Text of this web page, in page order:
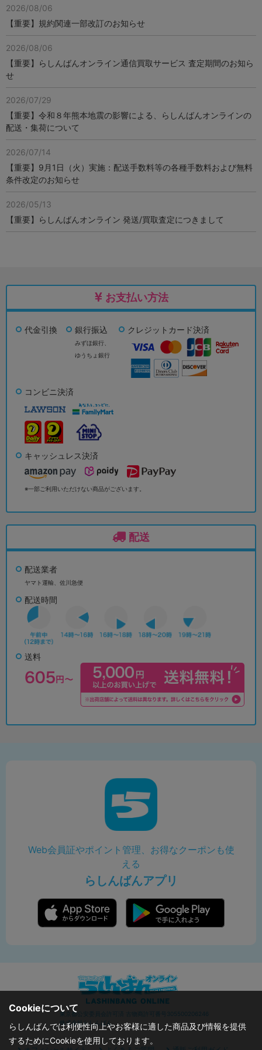
2026/08/06
【重要】規約関連一部改訂のお知らせ
2026/08/06
【重要】らしんばんオンライン通信買取サービス 査定期間のお知ら
せ
2026/07/29
【重要】令和８年熊本地震の影響による、らしんばんオンラインの
配送・集荷について
2026/07/14
【重要】9月1日（火）実施：配送手数料等の各種手数料および無料
条件改定のお知らせ
2026/05/13
【重要】らしんばんオンライン 発送/買取査定につきまして
お支払い方法
代金引換 銀行振込
みずほ銀行、
ゆうちょ銀行
クレジットカード決済
コンビニ決済
キャッシュレス決済
※一部ご利用いただけない商品がございます。
配送
配送業者
ヤマト運輸、佐川急便
配送時間
送料
Web会員証やポイント管理、お得なクーポンも使
える
らしんばんアプリ
東京都公安委員会許可済 古物商許可番号305500206246
株式会社らしんばん
Cookieについて
らしんばんでは利便性向上やお客様に適した商品及び情報を提供
するためにCookieを使用しております。